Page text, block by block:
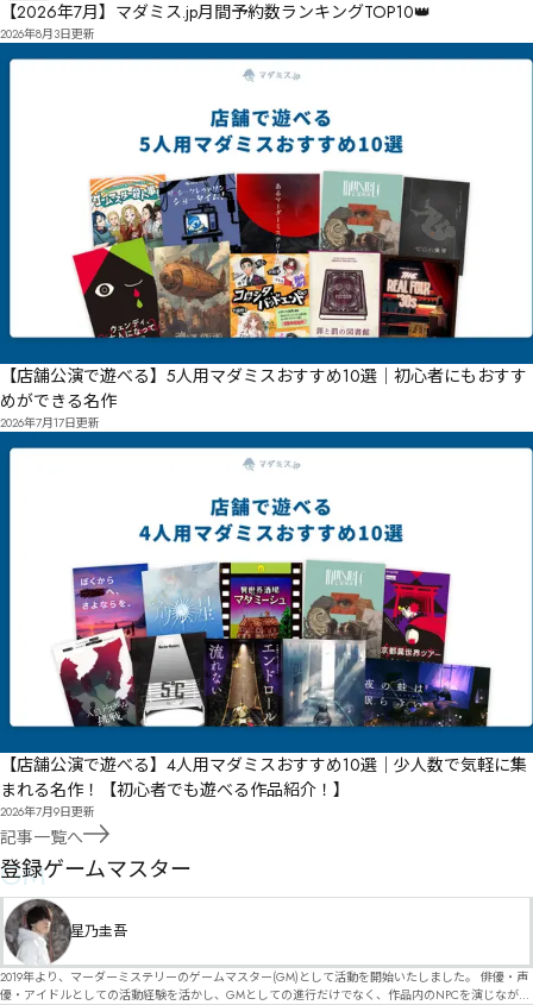
【2026年7月】マダミス.jp月間予約数ランキングTOP10👑
2026年8月3日更新
【店舗公演で遊べる】5人用マダミスおすすめ10選｜初心者にもおすす
めができる名作
2026年7月17日更新
【店舗公演で遊べる】4人用マダミスおすすめ10選｜少人数で気軽に集
まれる名作！【初心者でも遊べる作品紹介！】
2026年7月9日更新
記事一覧へ
GM
登録ゲームマスター
星乃圭吾
2019年より、マーダーミステリーのゲームマスター(GM)として活動を開始いたしました。 俳優・声
優・アイドルとしての活動経験を活かし、GMとしての進行だけでなく、作品内のNPCを演じなが